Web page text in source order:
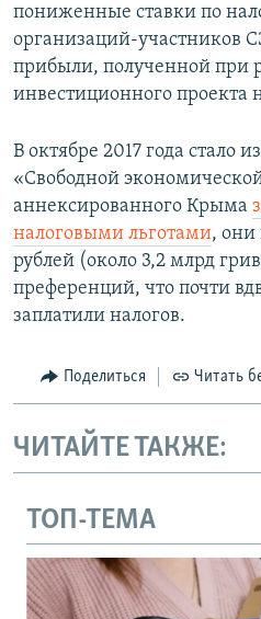
пониженные ставки по
организаций-участников
прибыли, полученной при
инвестиционного проекта
В октябре 2017 года стало
«Свободной
аннексированного Крыма
налоговыми льготами, они
рублей (около 3,2 млрд
преференций, что почти
заплатили налогов.
Поделиться Читать
ЧИТАЙТЕ ТАКЖЕ:
ТОП-ТЕМА